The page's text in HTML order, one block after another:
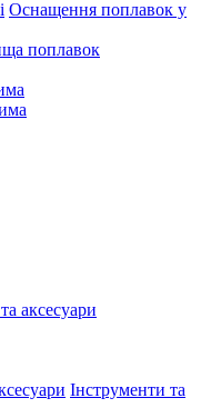
Оснащення поплавок у
поплавок
аксесуари
Інструменти та